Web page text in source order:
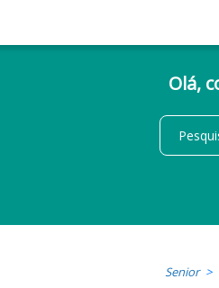
Olá,
Senior